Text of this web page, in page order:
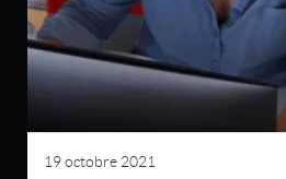
19 octobre 2021